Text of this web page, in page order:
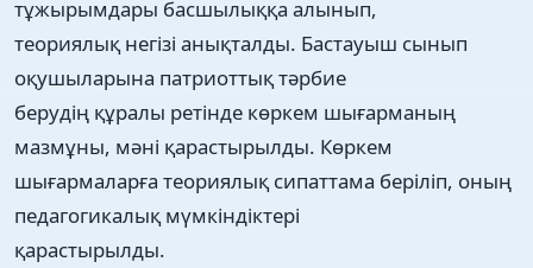
тұжырымдары басшылыққа алынып,
теориялық негізі анықталды. Бастауыш сынып
оқушыларына патриоттық тәрбие
берудің құралы ретінде көркем шығарманың
мазмұны, мәні қарастырылды. Көркем
шығармаларға теориялық сипаттама беріліп, оның
педагогикалық мүмкіндіктері
қарастырылды.